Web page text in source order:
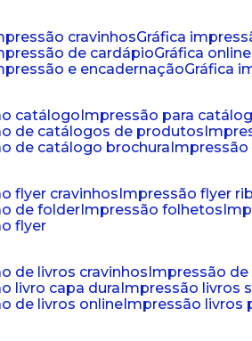
cravinhos
gráfica
de cardápio
gráfica
e encadernação
gráfica
catálogo impressão para
de catálogos de produtos
de catálogo brochura
flyer cravinhos impressão flyer
de folder impressão folhetos
flyer
de livros cravinhos impressão
livro capa dura impressão livros
de livros online impressão livros